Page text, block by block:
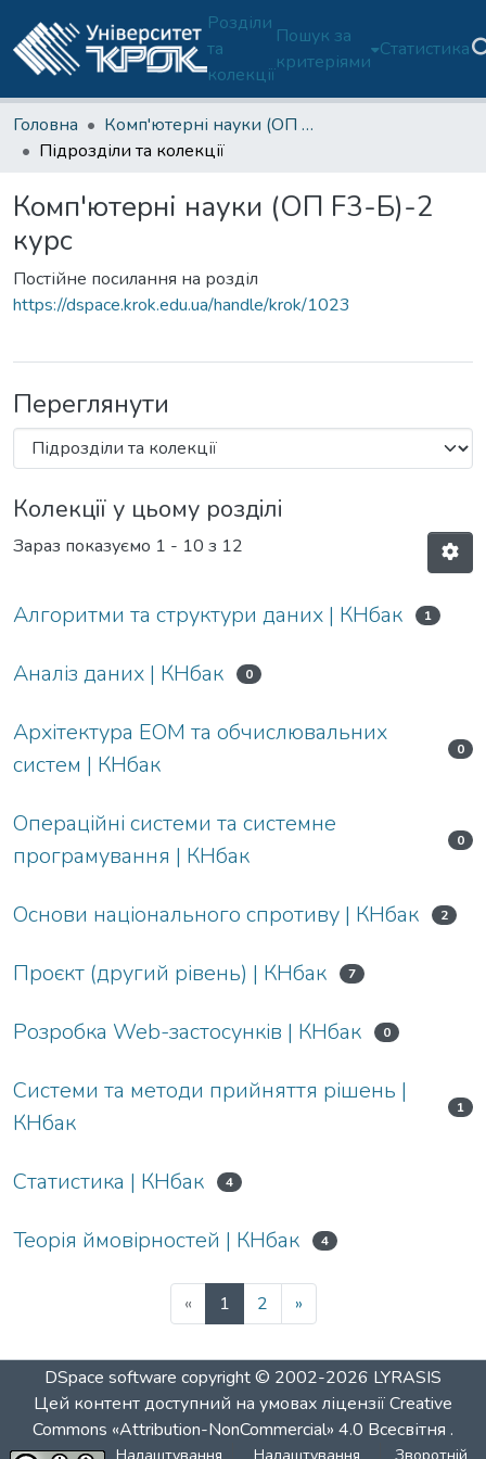
Розділи
та
колекції
Пошук за
критеріями
Статистика
Головна
Комп'ютерні науки (ОП F3-Б)-2 курс
Підрозділи та колекції
Комп'ютерні науки (ОП F3-Б)-2
курс
Постійне посилання на розділ
https://dspace.krok.edu.ua/handle/krok/1023
Переглянути
Колекції у цьому розділі
Зараз показуємо 1 - 10 з 12
Алгоритми та структури даних | КНбак 1
Аналіз даних | КНбак 0
Архітектура ЕОМ та обчислювальних
систем | КНбак
0
Операційні системи та системне
програмування | КНбак
0
Основи національного спротиву | КНбак 2
Проєкт (другий рівень) | КНбак 7
Розробка Web-застосунків | КНбак 0
Системи та методи прийняття рішень |
КНбак
1
Статистика | КНбак 4
Теорія ймовірностей | КНбак 4
« 1 2 »
DSpace software copyright © 2002-2026 LYRASIS
Цей контент доступний на умовах ліцензіїCreative
Commons «Attribution-NonCommercial» 4.0 Всесвітня .